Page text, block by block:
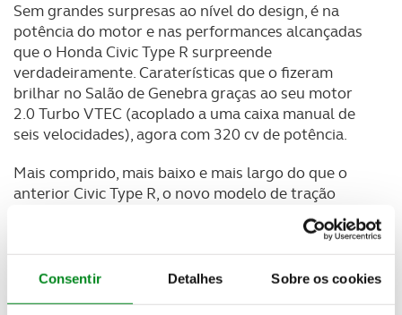
Consentir Detalhes Sobre os cookies
Sem grandes surpresas ao nível do design, é na
potência do motor e nas performances alcançadas
que o Honda Civic Type R surpreende
verdadeiramente. Caraterísticas que o fizeram
brilhar no Salão de Genebra graças ao seu motor
2.0 Turbo VTEC (acoplado a uma caixa manual de
seis velocidades), agora com 320 cv de potência.
Mais comprido, mais baixo e mais largo do que o
anterior Civic Type R, o novo modelo de tração
dianteira, que tentará em breve recuperar o recorde
da volta mais rápida a Nürburgring na categoria,
conta com amortecimento variável e um seletor de
três modos de condução (Confort, Sport e +R, para